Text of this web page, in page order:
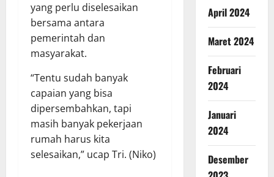
yang perlu diselesaikan
bersama antara
pemerintah dan
masyarakat.
“Tentu sudah banyak
capaian yang bisa
dipersembahkan, tapi
masih banyak pekerjaan
rumah harus kita
selesaikan,” ucap Tri. (Niko)
April 2024
Maret 2024
Februari
2024
Januari
2024
Desember